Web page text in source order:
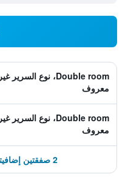
Double room، نوع السرير غير
معروف
Double room، نوع السرير غير
معروف
2 صفقتين إضافيتين ابتداءً من 293 ﷼